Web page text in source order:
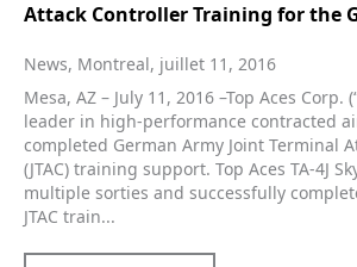
Attack Controller Training for the
News, Montreal, juillet 11, 2016
Mesa, AZ – July 11, 2016 –Top Aces Corp.
leader in high-performance contracted
completed German Army Joint Terminal
(JTAC) training support. Top Aces TA-4J
multiple sorties and successfully
JTAC train...